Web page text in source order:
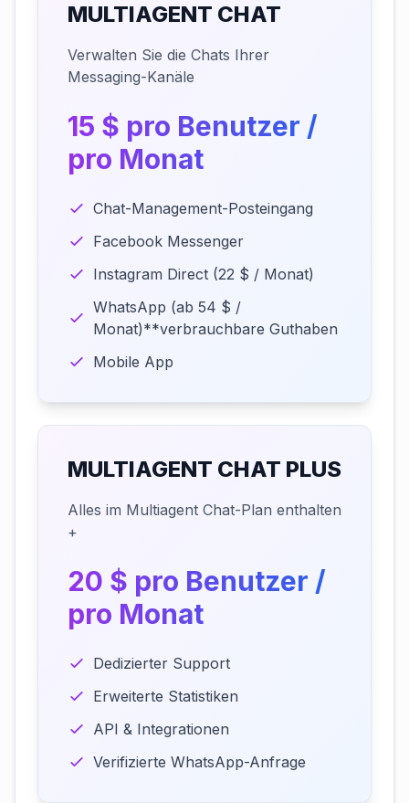
MULTIAGENT CHAT
Verwalten Sie die Chats Ihrer
Messaging-Kanäle
15 $ pro Benutzer /
pro Monat
Chat-Management-Posteingang
Facebook Messenger
Instagram Direct (22 $ / Monat)
WhatsApp (ab 54 $ /
Monat)**verbrauchbare Guthaben
Mobile App
MULTIAGENT CHAT PLUS
Alles im Multiagent Chat-Plan enthalten
+
20 $ pro Benutzer /
pro Monat
Dedizierter Support
Erweiterte Statistiken
API & Integrationen
Verifizierte WhatsApp-Anfrage